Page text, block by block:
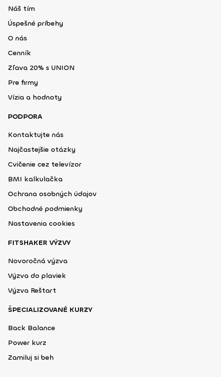
Náš tím
Úspešné príbehy
O nás
Cenník
Zľava 20% s UNION
Pre firmy
Vízia a hodnoty
PODPORA
Kontaktujte nás
Najčastejšie otázky
Cvičenie cez televízor
BMI kalkulačka
Ochrana osobných údajov
Obchodné podmienky
Nastavenia cookies
FITSHAKER VÝZVY
Novoročná výzva
Výzva do plaviek
Výzva Reštart
ŠPECIALIZOVANÉ KURZY
Back Balance
Power kurz
Zamiluj si beh